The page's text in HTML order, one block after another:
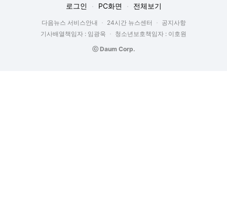
로그인 PC화면 전체보기
다음뉴스 서비스안내 24시간 뉴스센터
공지사항
기사배열책임자 : 임광욱
청소년보호책임자 : 이호원
ⓒ Daum Corp.